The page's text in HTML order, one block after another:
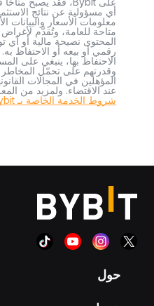
أي مسؤولية عن نتائج
معلومات الأسعار
متاحة للعامة، وتُقدَّم
المحتوى نصيحة مالية أو
رقمي أو بيعه أو الاحتفاظ
الاحتفاظ بها، ينبغي على
وقدرتهم على تحمّل المخاطر
المؤهلين في المجالات
عند الاقتضاء. ولمزيد من
شروط الخدمة الخاصة بـ Bybit
حول